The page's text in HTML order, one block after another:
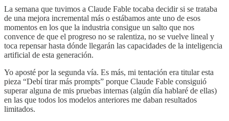
La semana que tuvimos a Claude Fable tocaba decidir si se trataba
de una mejora incremental más o estábamos ante uno de esos
momentos en los que la industria consigue un salto que nos
convence de que el progreso no se ralentiza, no se vuelve lineal y
toca repensar hasta dónde llegarán las capacidades de la inteligencia
artificial de esta generación.
Yo aposté por la segunda vía. Es más, mi tentación era titular esta
pieza “Debí tirar más prompts” porque Claude Fable consiguió
superar alguna de mis pruebas internas (algún día hablaré de ellas)
en las que todos los modelos anteriores me daban resultados
limitados.